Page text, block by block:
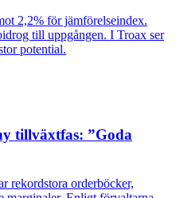
2,2% för jämförelseindex.
till uppgången. I Troax ser
potential.
tillväxtfas: ”Goda
rekordstora orderböcker,